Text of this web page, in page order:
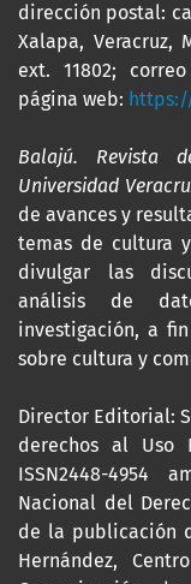
dirección postal:
Xalapa, Veracruz,
ext. 11802;
página web:
Balajú. Revista
Universidad
de avances y
temas de cultura
divulgar las
análisis de
investigación, a
sobre cultura y
Director Editorial:
derechos al Uso
ISSN2448-4954
Nacional del
de la publicación
Hernández,